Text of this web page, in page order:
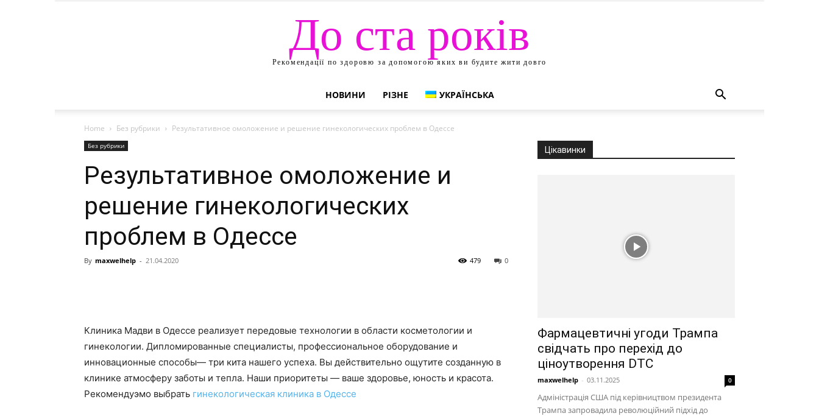
До ста років
Рекомендації по здоровю за допомогою яких ви будите жити довго
НОВИНИ РІЗНЕ УКРАЇНСЬКА
Home Без рубрики Результативное омоложение и решение гинекологических проблем в Одессе
Без рубрики
Результативное омоложение и
решение гинекологических
проблем в Одессе
By maxwelhelp - 21.04.2020 0
479
Клиника Мадви в Одессе реализует передовые технологии в области косметологии и
гинекологии. Дипломированные специалисты, профессиональное оборудование и
инновационные способы— три кита нашего успеха. Вы действительно ощутите созданную в
клинике атмосферу заботы и тепла. Наши приоритеты — ваше здоровье, юность и красота.
Рекомендуэмо выбрать гинекологическая клиника в Одессе
Цікавинки
Фармацевтичні угоди Трампа
свідчать про перехід до
ціноутворення DTC
maxwelhelp - 03.11.2025 0
Адміністрація США під керівництвом президента
Трампа запровадила революційний підхід до